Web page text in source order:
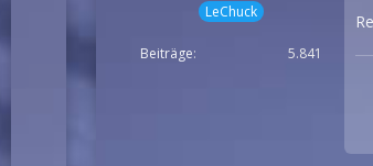
LeChuck
Beiträge 5.841